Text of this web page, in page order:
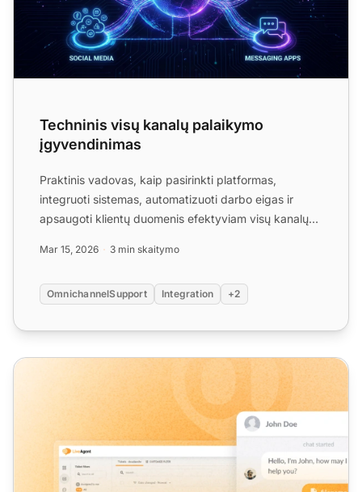
Techninis visų kanalų palaikymo
įgyvendinimas
Praktinis vadovas, kaip pasirinkti platformas,
integruoti sistemas, automatizuoti darbo eigas ir
apsaugoti klientų duomenis efektyviam visų kanalų
Mar 15, 2026 3 min skaitymo
OmnichannelSupport Integration +2
LiveAgent mėnesinis produkto atnaujinimas: kovo